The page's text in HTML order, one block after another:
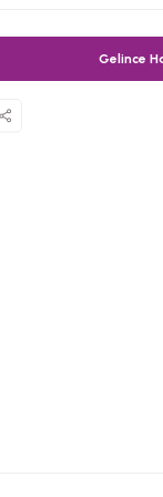
Gelince